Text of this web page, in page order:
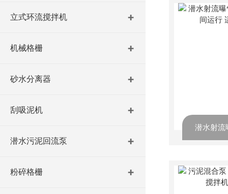
立式环流搅拌机
机械格栅
砂水分离器
刮吸泥机
潜水污泥回流泵
粉碎格栅